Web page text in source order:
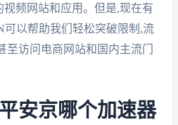
频网站和应用。但是,现在有
以帮助我们轻松突破限制,流
访问电商网站和国内主流门
安京哪个加速器